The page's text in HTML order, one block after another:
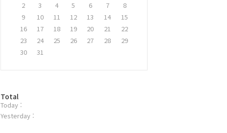
2
3 4 5 6 7
8
9
10 11 12 13 14
15
16
17 18 19 20 21
22
23
24 25 26 27 28
29
30
31
방
문
자
Total
Today :
Yesterday :